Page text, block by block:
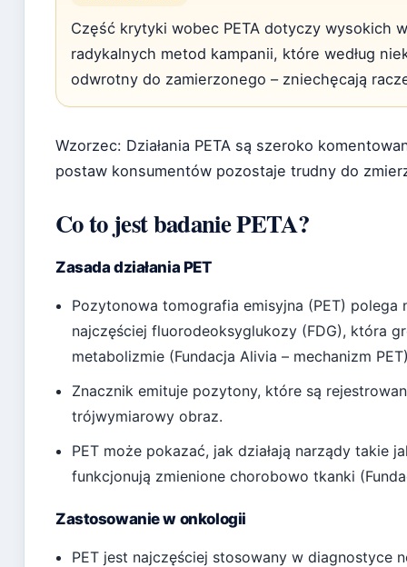
Część krytyki wobec PETA dotyczy wysokich
radykalnych metod kampanii, które według
odwrotny do zamierzonego – zniechęcają
Wzorzec: Działania PETA są szeroko
postaw konsumentów pozostaje trudny do
Co to jest badanie PETA?
Zasada działania PET
Pozytonowa tomografia emisyjna (PET) polega
najczęściej fluorodeoksyglukozy (FDG), która
metabolizmie (Fundacja Alivia – mechanizm
Znacznik emituje pozytony, które są
trójwymiarowy obraz.
PET może pokazać, jak działają narządy takie
funkcjonują zmienione chorobowo tkanki
Zastosowanie w onkologii
PET jest najczęściej stosowany w diagnostyce